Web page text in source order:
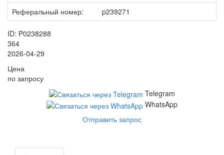
Реферальный номер:
p239271
ID: P0238288
364
2026-04-29
Цена
по запросу
Telegram
WhatsApp
Отправить запрос